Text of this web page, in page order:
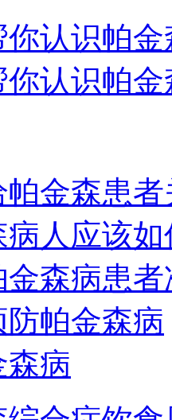
你认识帕
你认识帕
金森患者
人应该
森病患
帕金森病
森病